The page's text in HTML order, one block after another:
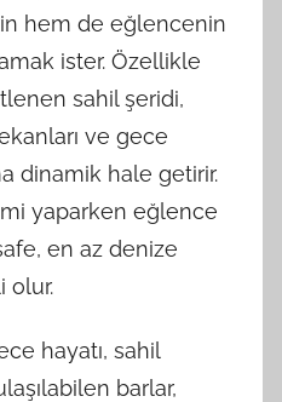
hem de eğlencenin
ister. Özellikle
sahil şeridi,
ve gece
dinamik hale getirir.
yaparken eğlence
en az denize
olur.
hayatı, sahil
barlar,